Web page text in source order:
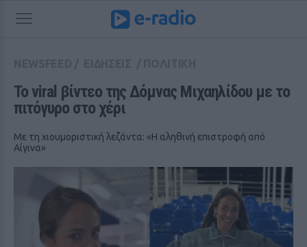
Το viral βίντεο της Δόμνας Μιχαηλίδου με το
πιτόγυρο στο χέρι
Με τη χιουμοριστική λεζάντα: «Η αληθινή επιστροφή από
Αίγινα»